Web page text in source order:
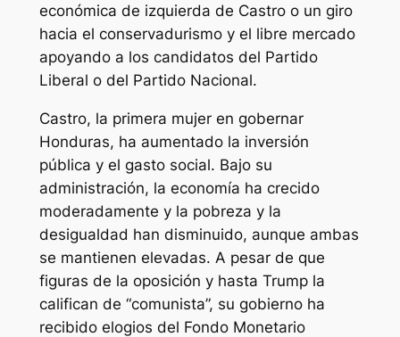
económica de izquierda de Castro o un giro
hacia el conservadurismo y el libre mercado
apoyando a los candidatos del Partido
Liberal o del Partido Nacional.
Castro, la primera mujer en gobernar
Honduras, ha aumentado la inversión
pública y el gasto social. Bajo su
administración, la economía ha crecido
moderadamente y la pobreza y la
desigualdad han disminuido, aunque ambas
se mantienen elevadas. A pesar de que
figuras de la oposición y hasta Trump la
califican de “comunista”, su gobierno ha
recibido elogios del Fondo Monetario